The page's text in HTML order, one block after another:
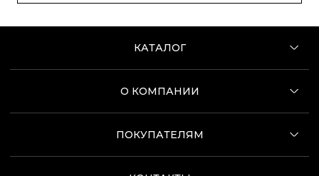
КАТАЛОГ
О КОМПАНИИ
ПОКУПАТЕЛЯМ